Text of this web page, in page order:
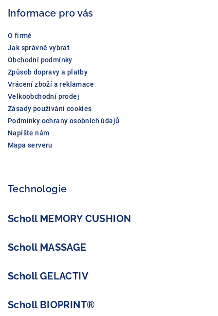
Informace pro vás
O firmě
Jak správně vybrat
Obchodní podmínky
Způsob dopravy a platby
Vrácení zboží a reklamace
Velkoobchodní prodej
Zásady používání cookies
Podmínky ochrany osobních údajů
Napište nám
Mapa serveru
Technologie
Scholl MEMORY CUSHION
Scholl MASSAGE
Scholl GELACTIV
Scholl BIOPRINT®